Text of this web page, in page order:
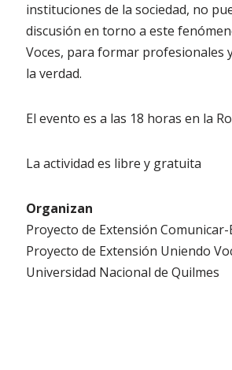
instituciones de la sociedad, no
discusión en torno a este
Voces, para formar profesionales
la verdad.
El evento es a las 18 horas en la
La actividad es libre y gratuita
Organizan
Proyecto de Extensión Comunicar-
Proyecto de Extensión Uniendo
Universidad Nacional de Quilmes